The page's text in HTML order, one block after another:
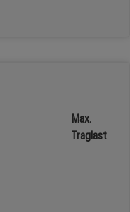
Max.
Traglast